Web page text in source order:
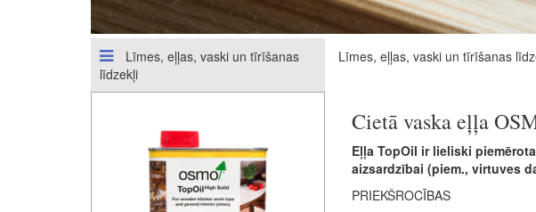
Līmes, eļļas, vaski un tīrīšanas
līdzekļi
Līmes, eļļas, vaski un tīrīšanas
Cietā vaska eļļa
Eļļa TopOil ir lieliski
aizsardzībai (piem., virtuves
PRIEKŠROCĪBAS